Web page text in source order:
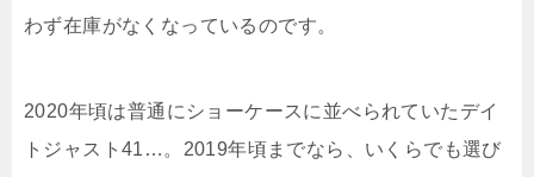
わず在庫がなくなっているのです。
2020年頃は普通にショーケースに並べられていたデイ
トジャスト41…。2019年頃までなら、いくらでも選び